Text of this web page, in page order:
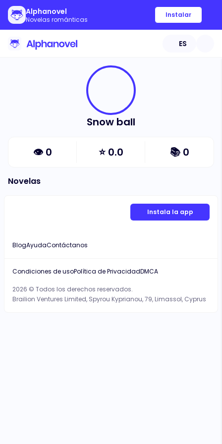
Alphanovel
Novelas románticas
Instalar
ES
Snow ball
👁 0 ⭐0.0 📚 0
Novelas
Instala la app
BlogAyudaContáctanos
2026 © Todos los derechos reservados.
Brailion Ventures Limited, Spyrou Kyprianou, 79, Limassol, Cyprus
Condiciones de usoPolítica de PrivacidadDMCA